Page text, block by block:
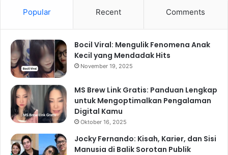
Popular Recent Comments
Bocil Viral: Mengulik Fenomena Anak
Kecil yang Mendadak Hits
November 19, 2025
MS Brew Link Gratis: Panduan Lengkap
untuk Mengoptimalkan Pengalaman
Digital Kamu
Oktober 16, 2025
Jocky Fernando: Kisah, Karier, dan Sisi
Manusia di Balik Sorotan Publik